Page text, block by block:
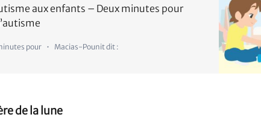
aux enfants – Deux minutes pour
pour Macias-Pounit dit :
de la lune